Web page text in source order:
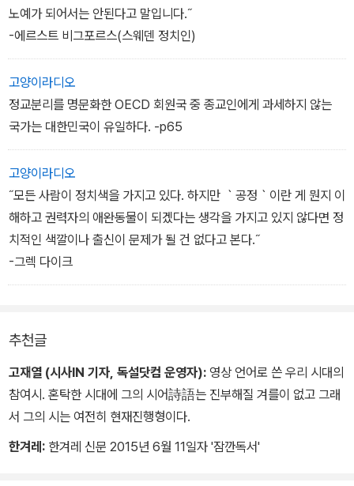
“수평 폭력은 자신을 억압하는 근원을 향해 분노를 표출하는 것이 아
는 것이다.”
- ‘썩은 상자와 수평 폭력’ 중에서
니다. 어떤 정부가 민주주의 원칙을 저버린다면 그 정부는 비애국적
이다. 민주주의에 대한 사랑은 당신으로 하여금 당신의 정부에 반대
- ‘모독 vs. 모독 ’ 중에서
그러면서 한 손에 쥐여주는 ‘자기 계발서’
또다른 손에 쥐여주는 ‘힐링’ 도서
하지만 그들의 20대엔 노력하면 보상받을 수 있었던 적지 않은 기회
비교적 낮은 대학 등록금으로 인해 자유로운 생각과 경험이 가능했다
노예가 되어서는 안된다고 말입니다.˝
-에르스트 비그포르스(스웨덴 정치인)
고양이라디오
정교분리를 명문화한 OECD 회원국 중 종교인에게 과세하지 않는
국가는 대한민국이 유일하다. -p65
고양이라디오
˝모든 사람이 정치색을 가지고 있다. 하지만 ｀공정｀이란 게 뭔지 이
해하고 권력자의 애완동물이 되겠다는 생각을 가지고 있지 않다면 정
치적인 색깔이나 출신이 문제가 될 건 없다고 본다.˝
-그렉 다이크
추천글
고재열 (시사IN 기자, 독설닷컴 운영자): 영상 언어로 쓴 우리 시대의
참여시. 혼탁한 시대에 그의 시어詩語는 진부해질 겨를이 없고 그래
서 그의 시는 여전히 현재진행형이다.
한겨레: 한겨레 신문 2015년 6월 11일자 '잠깐독서'